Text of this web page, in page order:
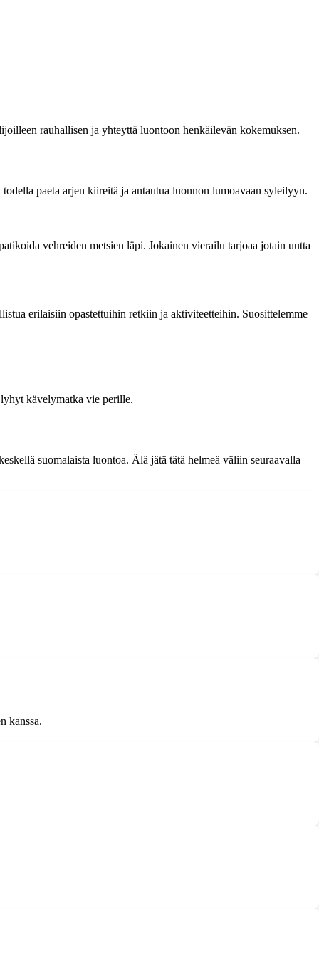
rauhallisen ja yhteyttä luontoon henkäilevän kokemuksen.
paeta arjen kiireitä ja antautua luonnon lumoavaan syleilyyn.
vehreiden metsien läpi. Jokainen vierailu tarjoaa jotain uutta
erilaisiin opastettuihin retkiin ja aktiviteetteihin. Suosittelemme
kävelymatka vie perille.
suomalaista luontoa. Älä jätä tätä helmeä väliin seuraavalla
kanssa.